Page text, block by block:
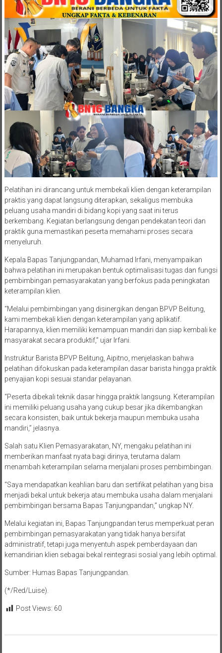
Pelatihan ini dirancang untuk membekali klien dengan keterampilan
praktis yang dapat langsung diterapkan, sekaligus membuka
peluang usaha mandiri di bidang kopi yang saat ini terus
berkembang. Kegiatan berlangsung dengan pendekatan teori dan
praktik guna memastikan peserta memahami proses secara
menyeluruh.
Kepala Bapas Tanjungpandan, Muhamad Irfani, menyampaikan
bahwa pelatihan ini merupakan bentuk optimalisasi tugas dan fungsi
pembimbingan pemasyarakatan yang berfokus pada peningkatan
keterampilan klien.
“Melalui pembimbingan yang disinergikan dengan BPVP Belitung,
kami membekali klien dengan keterampilan yang aplikatif.
Harapannya, klien memiliki kemampuan mandiri dan siap kembali ke
masyarakat secara produktif,” ujar Irfani.
Instruktur Barista BPVP Belitung, Aipitno, menjelaskan bahwa
pelatihan difokuskan pada keterampilan dasar barista hingga praktik
penyajian kopi sesuai standar pelayanan.
“Peserta dibekali teknik dasar hingga praktik langsung. Keterampilan
ini memiliki peluang usaha yang cukup besar jika dikembangkan
secara konsisten, baik untuk bekerja maupun membuka usaha
mandiri,” jelasnya.
Salah satu Klien Pemasyarakatan, NY, mengaku pelatihan ini
memberikan manfaat nyata bagi dirinya, terutama dalam
menambah keterampilan selama menjalani proses pembimbingan.
“Saya mendapatkan keahlian baru dan sertifikat pelatihan yang bisa
menjadi bekal untuk bekerja atau membuka usaha dalam menjalani
pembimbingan bersama Bapas Tanjungpandan,” ungkap NY.
Melalui kegiatan ini, Bapas Tanjungpandan terus memperkuat peran
pembimbingan pemasyarakatan yang tidak hanya bersifat
administratif, tetapi juga menyentuh aspek pemberdayaan dan
kemandirian klien sebagai bekal reintegrasi sosial yang lebih optimal.
Sumber: Humas Bapas Tanjungpandan.
(*/Red/Luise).
Post Views: 60